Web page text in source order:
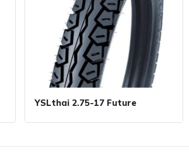
YSLthai 2.75-17 Future